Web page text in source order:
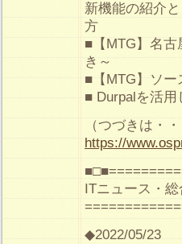
新機能の紹介
方
■【MTG】名
き～
■【MTG】ソ
■ Durpalを活
（つづきは・
https://
ITニュー
◆2022/05/23